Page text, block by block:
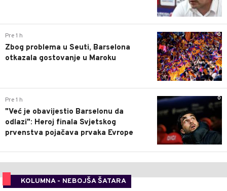
0
Pre 1 h
Zbog problema u Seuti, Barselona
otkazala gostovanje u Maroku
0
Pre 1 h
"Već je obavijestio Barselonu da
odlazi": Heroj finala Svjetskog
prvenstva pojačava prvaka Evrope
KOLUMNA - NEBOJŠA ŠATARA